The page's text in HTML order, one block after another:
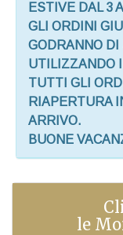
ESTIVE DAL 3
GLI ORDINI
GODRANNO DI
UTILIZZANDO
TUTTI GLI
RIAPERTURA
ARRIVO.
BUONE
le